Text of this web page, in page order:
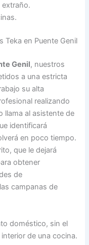
extraño.
Teka en Puente Genil
Genil, nuestros
a una estricta
su alta
realizando
llama al asistente de
identificará
en poco tiempo.
que le dejará
obtener
de
campanas de
doméstico, sin el
de una cocina.